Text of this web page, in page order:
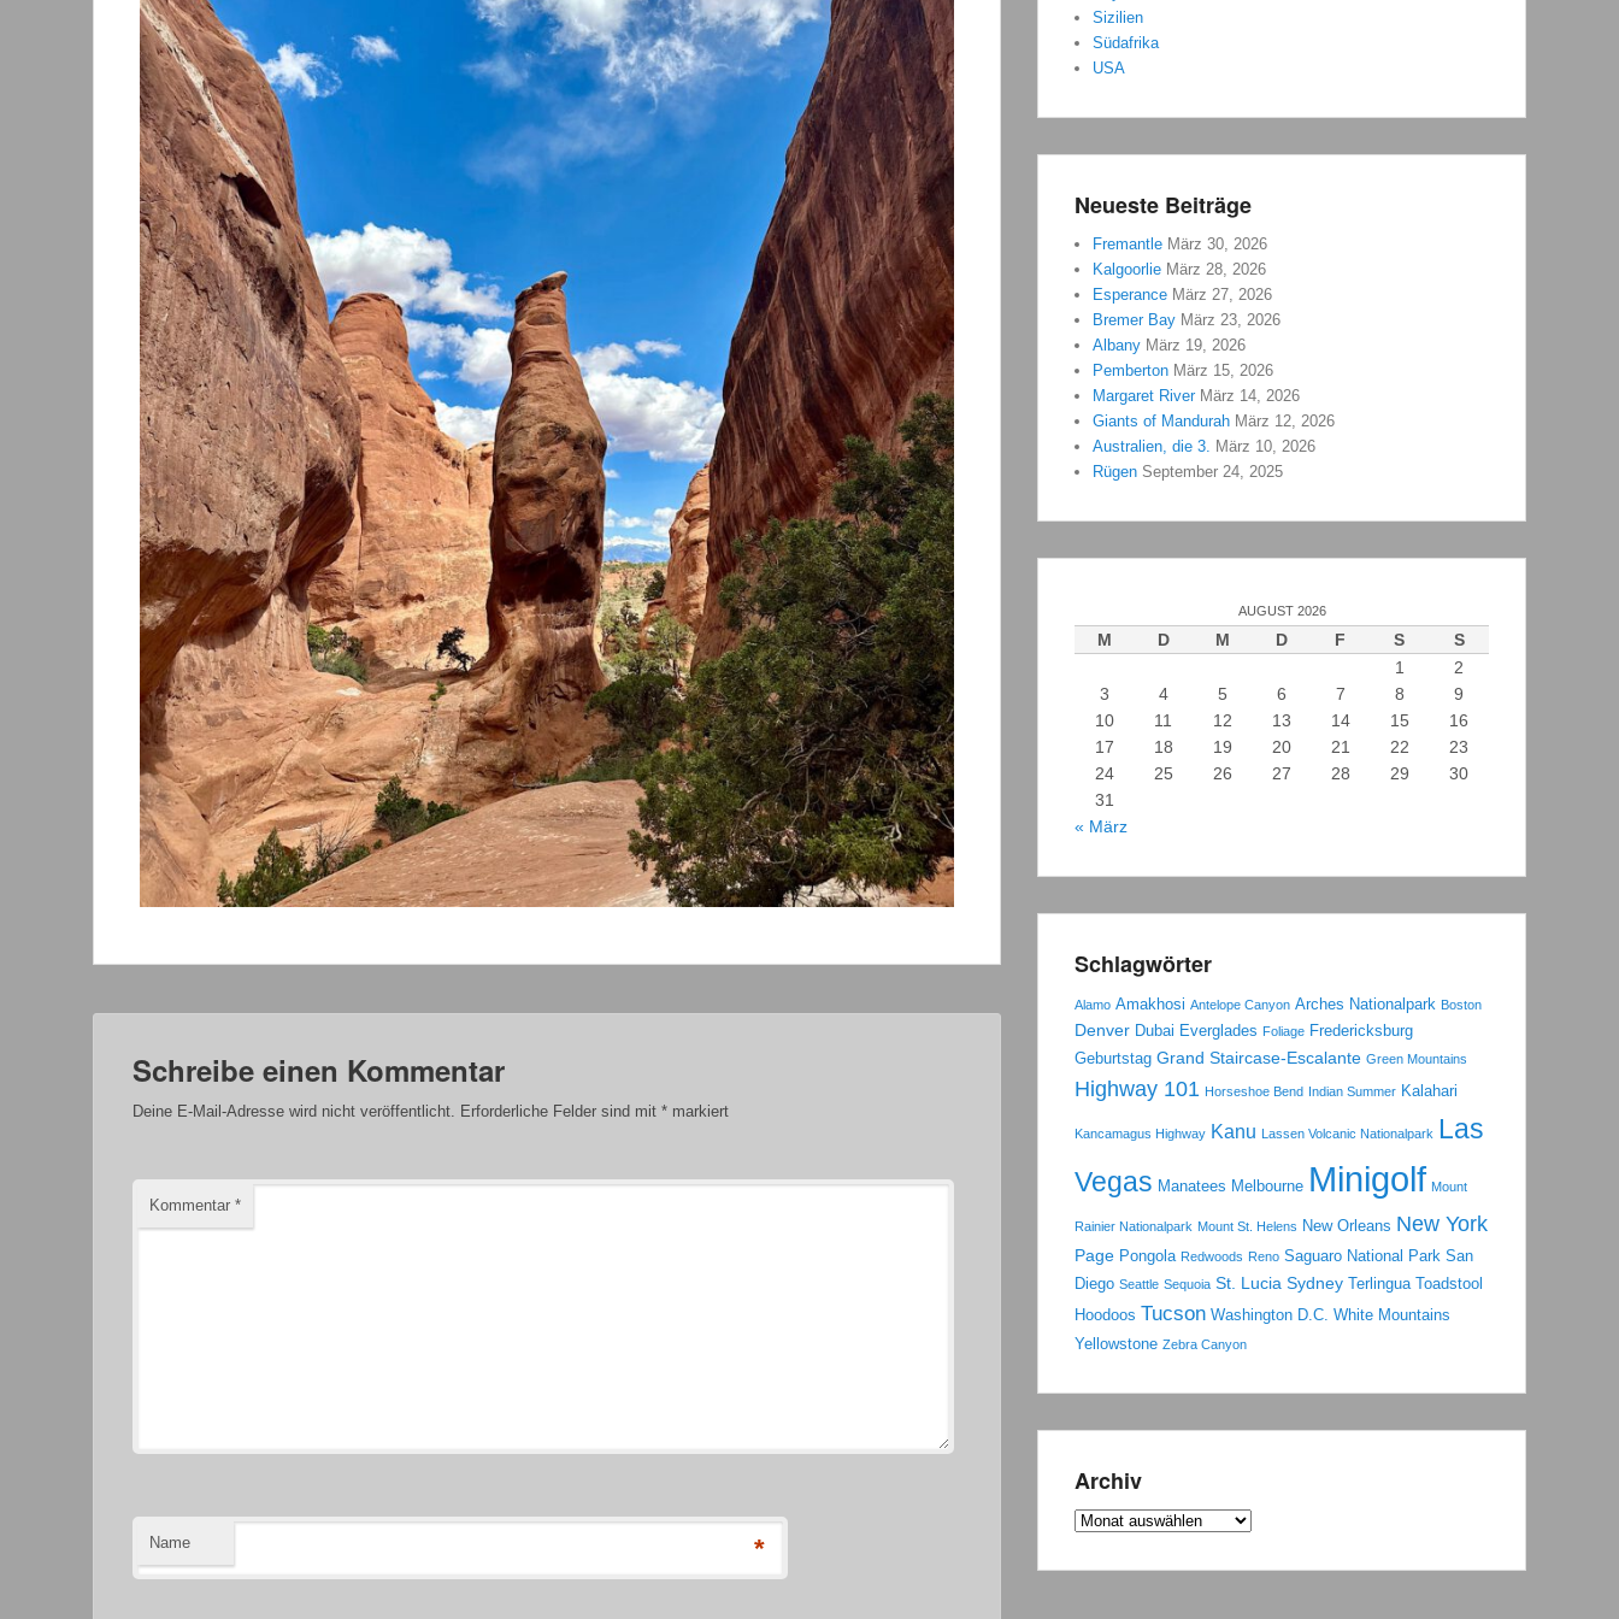
Schreibe einen Kommentar
Deine E-Mail-Adresse wird nicht veröffentlicht. Erforderliche Felder sind mit * markiert
Kommentar *
Name *
Sizilien
Südafrika
USA
Neueste Beiträge
Fremantle März 30, 2026
Kalgoorlie März 28, 2026
Esperance März 27, 2026
Bremer Bay März 23, 2026
Albany März 19, 2026
Pemberton März 15, 2026
Margaret River März 14, 2026
Giants of Mandurah März 12, 2026
Australien, die 3. März 10, 2026
Rügen September 24, 2025
AUGUST 2026
M D M D F S
S
1
2
3
4 5 6 7 8
9
10
11 12 13 14 15
16
17
18 19 20 21 22
23
24
25 26 27 28 29
30
31
« März
Schlagwörter
Alamo Amakhosi Antelope Canyon Arches Nationalpark Boston
Denver Dubai Everglades Foliage Fredericksburg
Geburtstag Grand Staircase-Escalante Green Mountains
Highway 101 Horseshoe Bend Indian Summer Kalahari
Kancamagus Highway Kanu Lassen Volcanic Nationalpark Las
Vegas Manatees Melbourne Minigolf Mount
Rainier Nationalpark Mount St. Helens New Orleans New York
Page Pongola Redwoods Reno Saguaro National Park San
Diego Seattle Sequoia St. Lucia Sydney Terlingua Toadstool
Hoodoos Tucson Washington D.C. White Mountains
Yellowstone Zebra Canyon
Archiv
Archiv